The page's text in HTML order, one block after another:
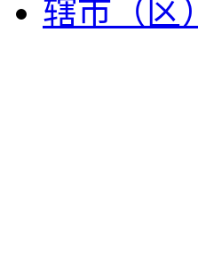
辖市（区）